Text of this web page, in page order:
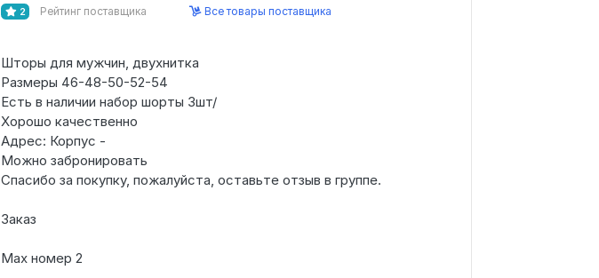
2 Рейтинг поставщика Все товары поставщика
Шторы для мужчин, двухнитка
Размеры 46-48-50-52-54
Есть в наличии набор шорты 3шт/
Хорошо качественно
Адрес: Корпус -
Можно забронировать
Спасибо за покупку, пожалуйста, оставьте отзыв в группе.
Заказ
Мах номер 2